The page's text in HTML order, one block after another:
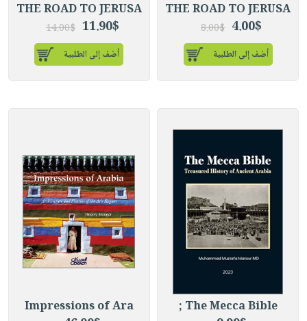
THE ROAD TO JERUSA
4.00$
8.00$
أضف إلى الطلبية
THE ROAD TO JERUSA
11.90$
14.00$
أضف إلى الطلبية
The Mecca Bible ;
Impressions of Ara